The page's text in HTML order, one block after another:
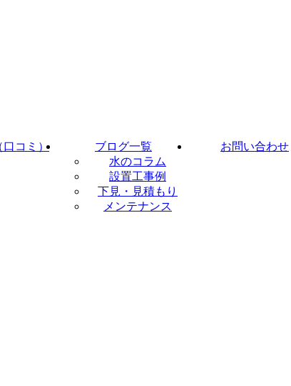
口コミ）
ブログ一覧
水のコラム
設置工事例
下見・見積もり
メンテナンス
お問い合わせ